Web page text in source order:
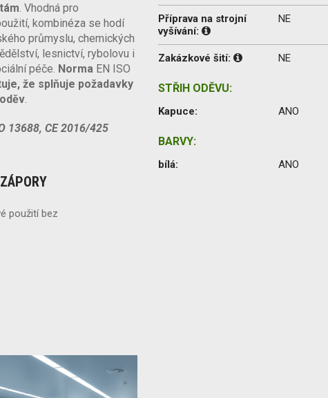
. Vhodná pro
kombinéza se hodí
průmyslu, chemických
lesnictví, rybolovu i
péče. Norma EN ISO
že splňuje požadavky
.
13688, CE 2016/425
použití bez
Příprava na strojní
vyšívání:
NE
Zakázkové šití: NE
STŘIH ODĚVU:
Kapuce: ANO
BARVY:
bílá: ANO